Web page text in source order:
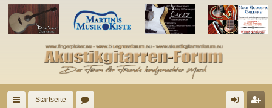
Startseite